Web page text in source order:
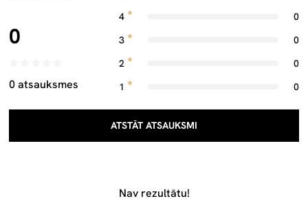
0
0 atsauksmes
4
0
3
0
2
0
1
0
ATSTĀT ATSAUKSMI
Nav rezultātu!